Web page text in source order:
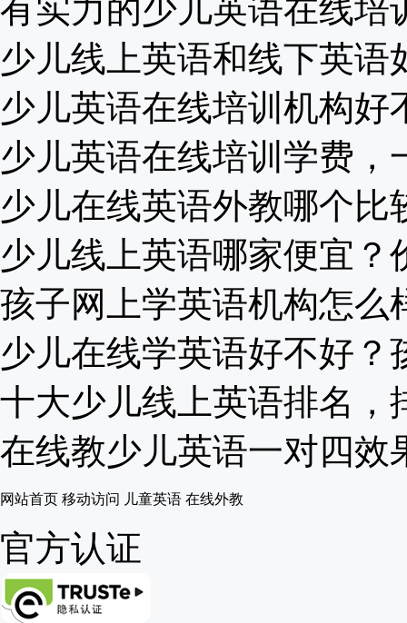
有实力的少儿英语在线培
少儿线上英语和线下英语
少儿英语在线培训机构好
少儿英语在线培训学费，
少儿在线英语外教哪个比
少儿线上英语哪家便宜？
孩子网上学英语机构怎么
少儿在线学英语好不好？
十大少儿线上英语排名，
在线教少儿英语一对四效
网站首页 移动访问 儿童英语 在线外教
官方认证